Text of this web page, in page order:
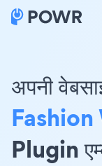
अपनी
Plugin